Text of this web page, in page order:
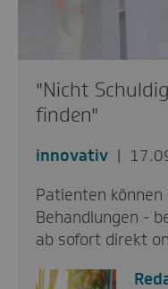
"Nicht
finden"
innovativ
Patienten
Behandlungen -
ab sofort direkt